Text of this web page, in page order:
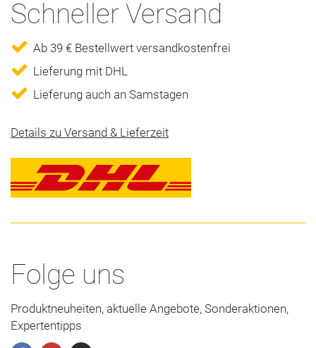
Schneller Versand
Ab 39 € Bestellwert versandkostenfrei
Lieferung mit DHL
Lieferung auch an Samstagen
Details zu Versand & Lieferzeit
Folge uns
Produktneuheiten, aktuelle Angebote, Sonderaktionen,
Expertentipps